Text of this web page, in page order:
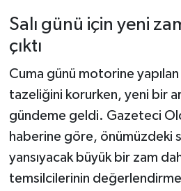
Salı günü için yeni
çıktı
Cuma günü motorine
tazeliğini korurken, yeni bir
gündeme geldi. Gazeteci
haberine göre, önümüzdeki
yansıyacak büyük bir zam
temsilcilerinin
Haber Arşivi